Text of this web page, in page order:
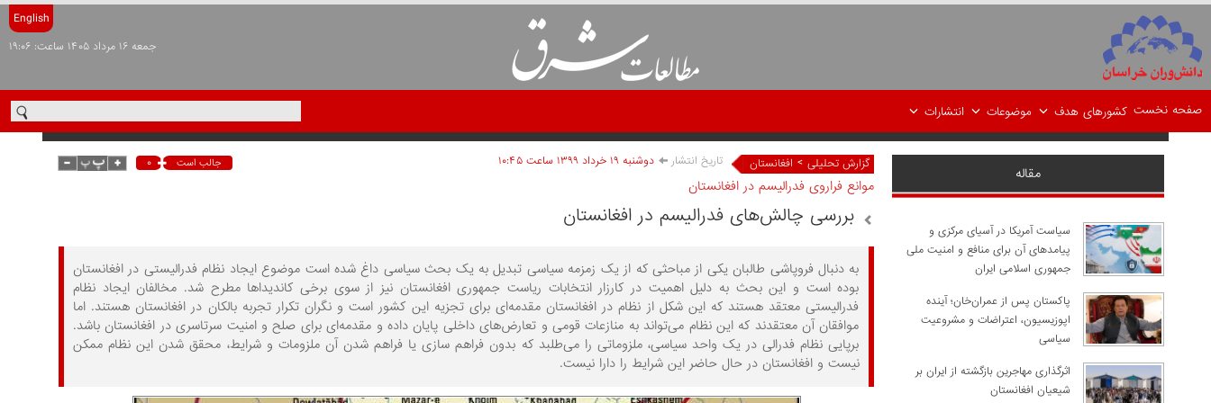
English
جمعه ۱۶ مرداد ۱۴۰۵ ساعت: ۱۹:۰۶
صفحه نخست کشورهای هدف موضوعات انتشارات
گزارش تحلیلی > افغانستان تاریخ انتشار دوشنبه ۱۹ خرداد ۱۳۹۹ ساعت ۱۰:۴۵ جالب است ۰
موانع فراروی فدرالیسم در افغانستان
بررسی چالش‌های فدرالیسم در افغانستان
به دنبال فروپاشی طالبان یکی از مباحثی که از یک زمزمه سیاسی تبدیل به یک بحث سیاسی داغ شده است موضوع ایجاد نظام فدرالیستی در افغانستان
بوده است و این بحث به دلیل اهمیت در کارزار انتخابات ریاست جمهوری افغانستان نیز از سوی برخی کاندیداها مطرح شد. مخالفان ایجاد نظام
فدرالیستی معتقد هستند که این شکل از نظام در افغانستان مقدمه‌ا‌ی برای تجزیه این کشور است و نگران تکرار تجربه بالکان در افغانستان هستند. اما
موافقان آن معتقدند که این نظام می‌تواند به منازعات قومی و تعارض‌های داخلی پایان داده و مقدمه‌ای برای صلح و امنیت سرتاسری در افغانستان باشد.
برپایی نظام فدرالی در یک واحد سیاسی، ملزوماتی را می‌طلبد که بدون فراهم سازی یا فراهم شدن آن ملزومات و شرایط، محقق شدن این نظام ممکن
نیست و افغانستان در حال حاضر این شرایط را دارا نیست.
مقاله
سیاست آمریکا در آسیای مرکزی و
پیامدهای آن برای منافع و امنیت ملی
جمهوری اسلامی ایران
پاکستان پس از عمران‌خان؛ آینده
اپوزیسیون، اعتراضات و مشروعیت
سیاسی
اثرگذاری مهاجرین بازگشته از ایران بر
شیعیان افغانستان